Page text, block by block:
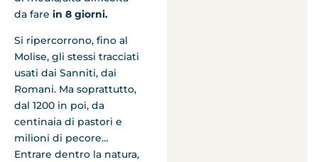
da fare in 8 giorni.
Si ripercorrono, fino al
Molise, gli stessi tracciati
usati dai Sanniti, dai
Romani. Ma soprattutto,
dal 1200 in poi, da
centinaia di pastori e
milioni di pecore…
Entrare dentro la natura,